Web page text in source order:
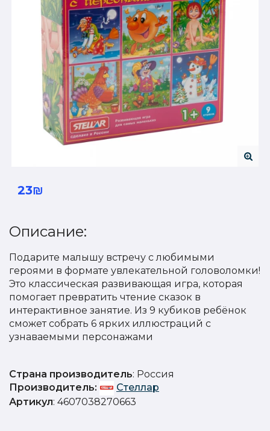
23₪
Описание:
Подарите малышу встречу с любимыми
героями в формате увлекательной головоломки!
Это классическая развивающая игра, которая
помогает превратить чтение сказок в
интерактивное занятие. Из 9 кубиков ребёнок
сможет собрать 6 ярких иллюстраций с
узнаваемыми персонажами
Страна производитель: Россия
Производитель:
Стеллар
Артикул: 4607038270663